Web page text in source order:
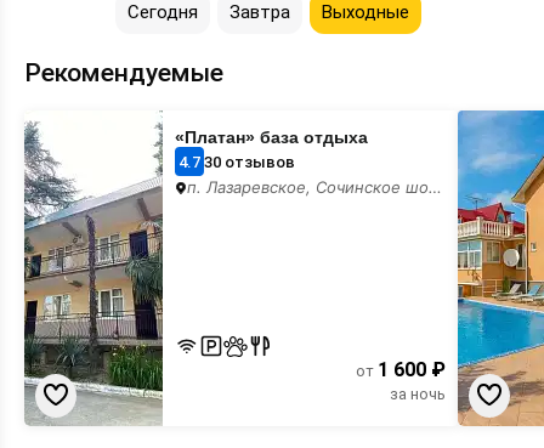
Сегодня Завтра Выходные
Рекомендуемые
«Платан»
база
отдыха
«Платан» база отдыха
4.7 30 отзывов
п. Лазаревское, Сочинское шоссе,
от 1 600 ₽
за ночь
дом